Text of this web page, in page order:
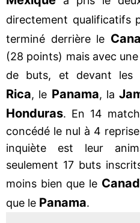
directement qualificatifs
terminé derrière le
(28 points) mais avec
de buts, et devant les
Rica, le Panama, la
Honduras. En 14
concédé le nul à 4
inquiète est leur
seulement 17 buts
moins bien que le
que le Panama.